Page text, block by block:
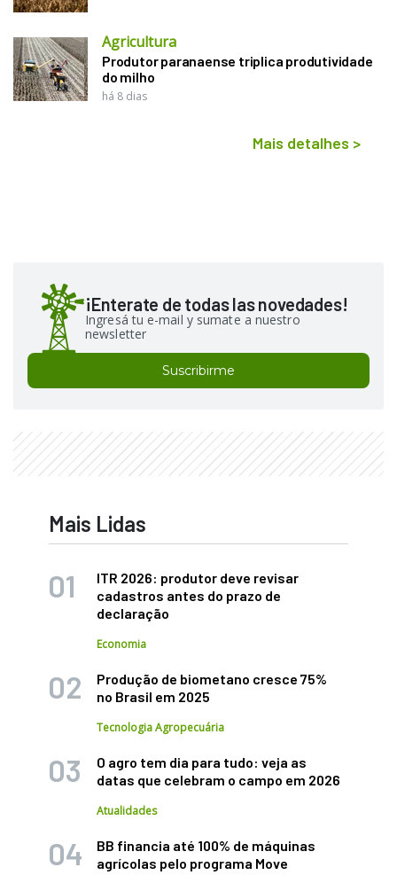
Agricultura
Produtor paranaense triplica produtividade
do milho
há 8 dias
Mais detalhes >
¡Enterate de todas las novedades!
Ingresá tu e-mail y sumate a nuestro
newsletter
Suscribirme
Mais Lidas
ITR 2026: produtor deve revisar
cadastros antes do prazo de
declaração
Economia
Produção de biometano cresce 75%
no Brasil em 2025
Tecnologia Agropecuária
O agro tem dia para tudo: veja as
datas que celebram o campo em 2026
Atualidades
BB financia até 100% de máquinas
agrícolas pelo programa Move